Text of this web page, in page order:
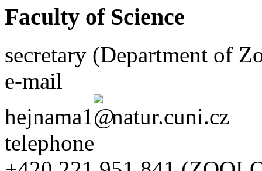
Faculty of Science
secretary (Department of
e-mail
hejnama1
natur.cuni.cz
telephone